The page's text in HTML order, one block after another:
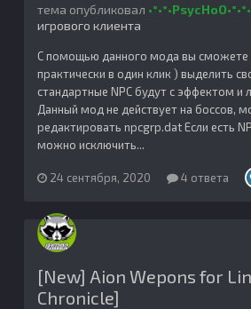
тема опубликовал •°•°•PsycHoO•°•°•
игрового клиента
С помощью данного мода вы сможете
практически в один клик ) выделить
стандартные NPC будут с эффектом и
Данный мод не действует на боссов,
редактировать npcgrp.dat Если есть
можно исключить...
24 сентября, 2020 4 ответа
[New] Aion Wepons for
Chronicle]